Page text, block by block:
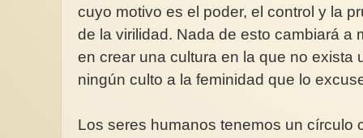
cuyo motivo es el poder, el control y la
de la virilidad. Nada de esto cambiará a
en crear una cultura en la que no exista
ningún culto a la feminidad que lo
Los seres humanos tenemos un círculo